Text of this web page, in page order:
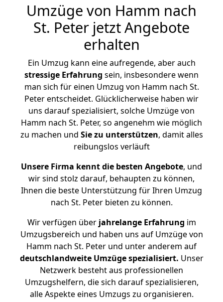
Umzüge von Hamm nach
St. Peter jetzt Angebote
erhalten
Ein Umzug kann eine aufregende, aber auch
stressige Erfahrung sein, insbesondere wenn
man sich für einen Umzug von Hamm nach St.
Peter entscheidet. Glücklicherweise haben wir
uns darauf spezialisiert, solche Umzüge von
Hamm nach St. Peter, so angenehm wie möglich
zu machen und Sie zu unterstützen, damit alles
reibungslos verläuft
Unsere Firma kennt die besten Angebote, und
wir sind stolz darauf, behaupten zu können,
Ihnen die beste Unterstützung für Ihren Umzug
nach St. Peter bieten zu können.
Wir verfügen überjahrelange Erfahrung im
Umzugsbereich und haben uns auf Umzüge von
Hamm nach St. Peter und unter anderem auf
deutschlandweite Umzüge spezialisiert. Unser
Netzwerk besteht aus professionellen
Umzugshelfern, die sich darauf spezialisieren,
alle Aspekte eines Umzugs zu organisieren.